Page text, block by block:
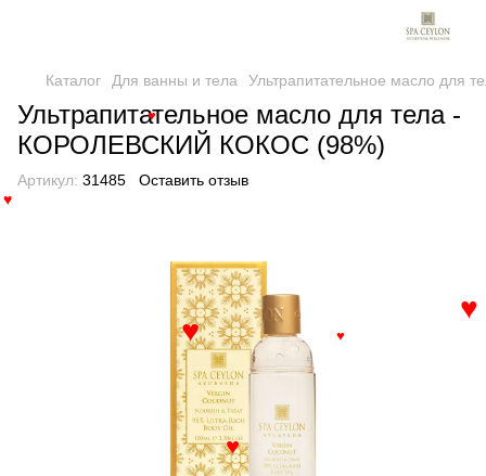
Каталог Для ванны и тела Ультрапитательное масло
Ультрапитательное масло для тела -
КОРОЛЕВСКИЙ КОКОС (98%)
Артикул: 31485 Оставить отзыв
♥
♥